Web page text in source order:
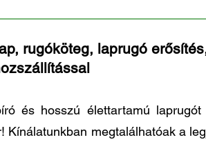
rugóköteg, laprugó
és hosszú élettartamú
Kínálatunkban megtalálhatóak a